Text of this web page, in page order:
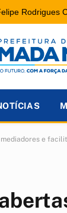
Rodrigues
e